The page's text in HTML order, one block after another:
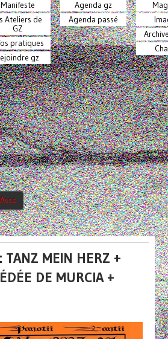
Manifeste
Ateliers de
GZ
pratiques
gz
Agenda gz
Agenda passé
MEIN HERZ +
DE MURCIA +